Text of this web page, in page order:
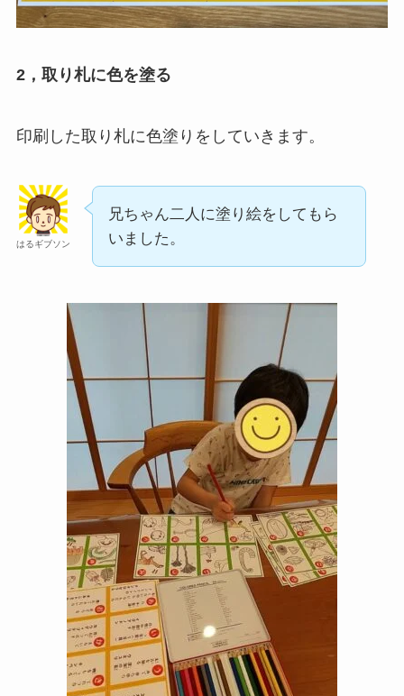
2，取り札に色を塗る
印刷した取り札に色塗りをしていきます。
はるギブソン
兄ちゃん二人に塗り絵をしてもら
いました。